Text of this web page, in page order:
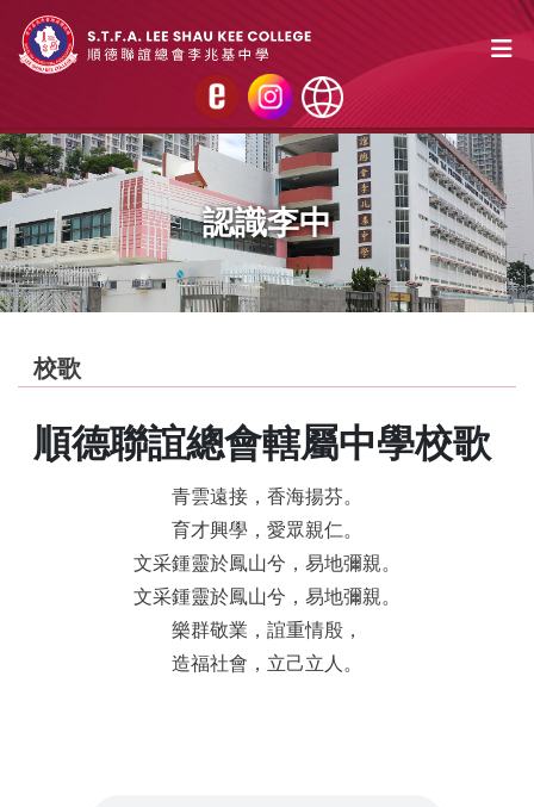
認識李中
校歌
順德聯誼總會轄屬中學校歌
青雲遠接，香海揚芬。
育才興學，愛眾親仁。
文采鍾靈於鳳山兮，易地彌親。
文采鍾靈於鳳山兮，易地彌親。
樂群敬業，誼重情殷，
造福社會，立己立人。